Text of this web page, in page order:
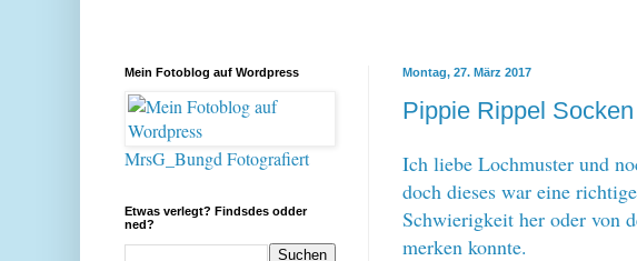
Montag, 27. März 2017
Pippie Rippel
Ich liebe Lochmuster und
doch dieses war eine
Schwierigkeit her oder von
merken konnte.
Mein Fotoblog auf Wordpress
MrsG_Bungd Fotografiert
Etwas verlegt? Findsdes odder
ned?